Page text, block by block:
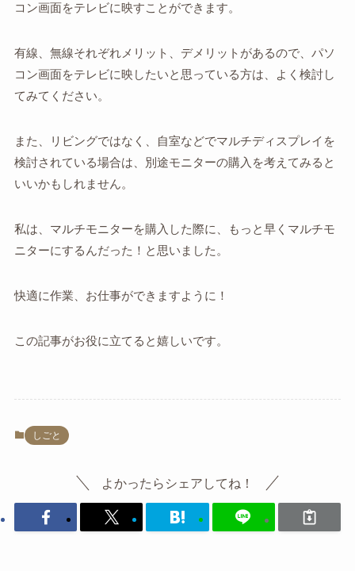
コン画面をテレビに映すことができます。
有線、無線それぞれメリット、デメリットがあるので、パソ
コン画面をテレビに映したいと思っている方は、よく検討し
てみてください。
また、リビングではなく、自室などでマルチディスプレイを
検討されている場合は、別途モニターの購入を考えてみると
いいかもしれません。
私は、マルチモニターを購入した際に、もっと早くマルチモ
ニターにするんだった！と思いました。
快適に作業、お仕事ができますように！
この記事がお役に立てると嬉しいです。
しごと
よかったらシェアしてね！